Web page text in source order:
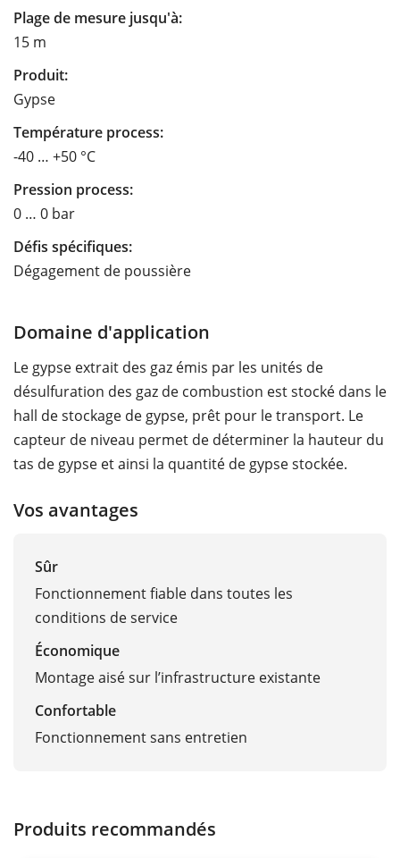
Plage de mesure jusqu'à:
15 m
Produit:
Gypse
Température process:
-40 … +50 °C
Pression process:
0 … 0 bar
Défis spécifiques:
Dégagement de poussière
Domaine d'application
Le gypse extrait des gaz émis par les unités de
désulfuration des gaz de combustion est stocké dans le
hall de stockage de gypse, prêt pour le transport. Le
capteur de niveau permet de déterminer la hauteur du
tas de gypse et ainsi la quantité de gypse stockée.
Vos avantages
Sûr
Fonctionnement fiable dans toutes les
conditions de service
Économique
Montage aisé sur l’infrastructure existante
Confortable
Fonctionnement sans entretien
Produits recommandés